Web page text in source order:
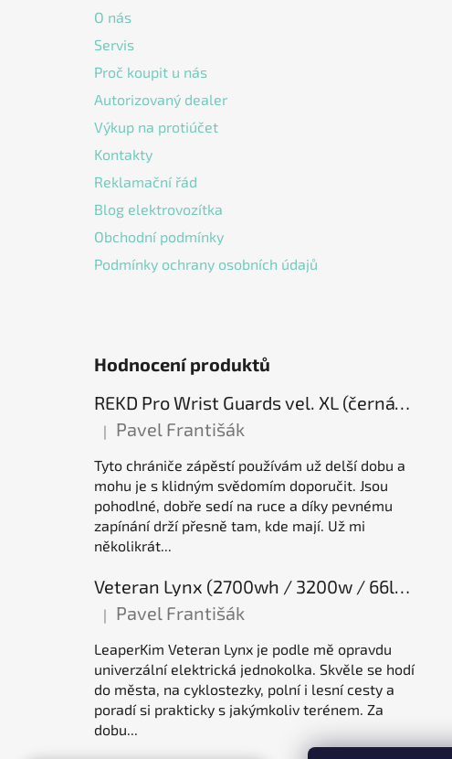
O nás
Servis
Proč koupit u nás
Autorizovaný dealer
Výkup na protiúčet
Kontakty
Reklamační řád
Blog elektrovozítka
Obchodní podmínky
Podmínky ochrany osobních údajů
Hodnocení produktů
REKD Pro Wrist Guards vel. XL (černá) chrániče zápěstí
Hodnocení produktu je 5 z 5 hvězdiček.
| Pavel Františák
Tyto chrániče zápěstí používám už delší dobu a
mohu je s klidným svědomím doporučit. Jsou
pohodlné, dobře sedí na ruce a díky pevnému
zapínání drží přesně tam, kde mají. Už mi
několikrát...
Veteran Lynx (2700wh / 3200w / 66lb / 50E), elektrická jednokolka
Hodnocení produktu je 5 z 5 hvězdiček.
| Pavel Františák
LeaperKim Veteran Lynx je podle mě opravdu
univerzální elektrická jednokolka. Skvěle se hodí
do města, na cyklostezky, polní i lesní cesty a
poradí si prakticky s jakýmkoliv terénem. Za
dobu...